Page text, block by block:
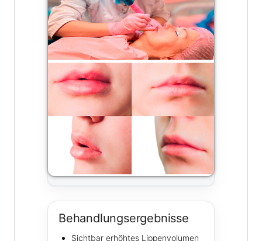
Behandlungsergebnisse
Sichtbar erhöhtes Lippenvolumen